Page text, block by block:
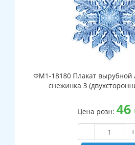
ФМ1-18180 Плакат вырубной
снежинка 3
Цена розн: 46
−
+